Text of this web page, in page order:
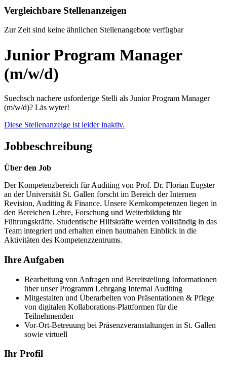
Vergleichbare Stellenanzeigen
Zur Zeit sind keine ähnlichen Stellenangebote verfügbar
Junior Program Manager
(m/w/d)
Suechsch nachere usforderige Stelli als Junior Program Manager
(m/w/d)? Läs wyter!
Diese Stellenanzeige ist leider inaktiv.
Jobbeschreibung
Über den Job
Der Kompetenzbereich für Auditing von Prof. Dr. Florian Eugster
an der Universität St. Gallen forscht im Bereich der Internen
Revision, Auditing & Finance. Unsere Kernkompetenzen liegen in
den Bereichen Lehre, Forschung und Weiterbildung für
Führungskräfte. Studentische Hilfskräfte werden vollständig in das
Team integriert und erhalten einen hautnahen Einblick in die
Aktivitäten des Kompetenzzentrums.
Ihre Aufgaben
Bearbeitung von Anfragen und Bereitstellung Informationen
über unser Programm Lehrgang Internal Auditing
Mitgestalten und Überarbeiten von Präsentationen & Pflege
von digitalen Kollaborations-Plattformen für die
Teilnehmenden
Vor-Ort-Betreuung bei Präsenzveranstaltungen in St. Gallen
sowie virtuell
Ihr Profil